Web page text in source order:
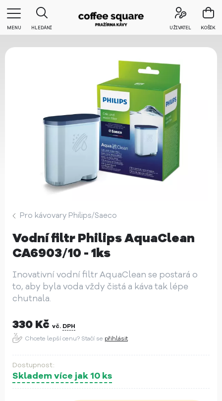
MENU HLEDÁNÍ UŽIVATEL KOŠÍK
Pro kávovary Philips/Saeco
Vodní filtr Philips AquaClean
CA6903/10 - 1ks
Inovativní vodní filtr AquaClean se postará o
to, aby byla voda vždy čistá a káva tak lépe
chutnala.
330 Kč vč. DPH
Chcete lepší cenu? Stačí se přihlásit
Skladem více jak 10 ks